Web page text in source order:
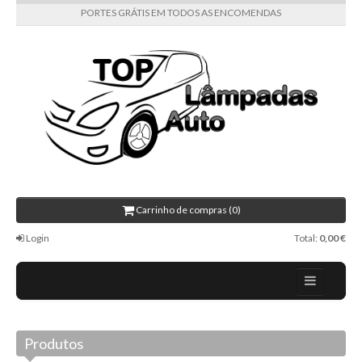
PORTES GRÁTIS EM TODOS AS ENCOMENDAS
Carrinho de compras (0)
Login Total: 0,00 €
Todas as categorias
Produtos